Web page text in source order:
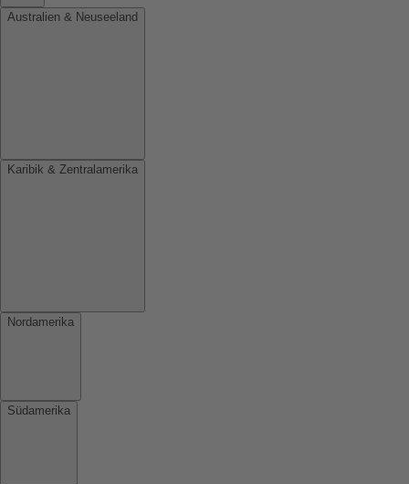
Australien & Neuseeland
Karibik & Zentralamerika
Nordamerika
Südamerika